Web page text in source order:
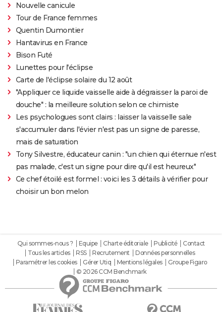
Nouvelle canicule
Tour de France femmes
Quentin Dumontier
Hantavirus en France
Bison Futé
Lunettes pour l'éclipse
Carte de l'éclipse solaire du 12 août
"Appliquer ce liquide vaisselle aide à dégraisser la paroi de
douche" : la meilleure solution selon ce chimiste
Les psychologues sont clairs : laisser la vaisselle sale
s'accumuler dans l'évier n'est pas un signe de paresse,
mais de saturation
Tony Silvestre, éducateur canin : "un chien qui éternue n'est
pas malade, c'est un signe pour dire qu'il est heureux"
Ce chef étoilé est formel : voici les 3 détails à vérifier pour
choisir un bon melon
Qui sommes-nous ? Equipe Charte éditoriale Publicité
Contact
Tous les articles
RSS Recrutement
Données personnelles
Paramétrer les cookies
Gérer Utiq Mentions légales
Groupe Figaro
© 2026 CCM Benchmark